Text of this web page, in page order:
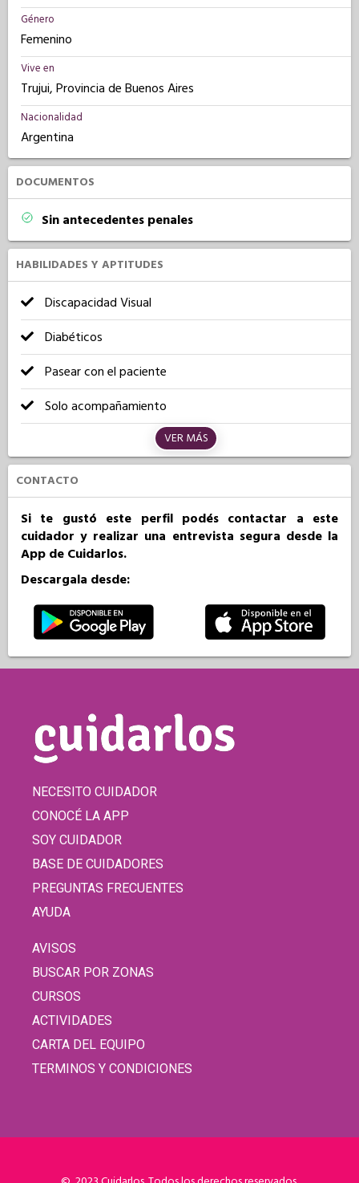
Género
Femenino
Vive en
Trujui, Provincia de Buenos Aires
Nacionalidad
Argentina
DOCUMENTOS
Sin antecedentes penales
HABILIDADES Y APTITUDES
Discapacidad Visual
Diabéticos
Pasear con el paciente
Solo acompañamiento
VER MÁS
CONTACTO
Si te gustó este perfil podés contactar a este
cuidador y realizar una entrevista segura desde la
App de Cuidarlos.
Descargala desde:
NECESITO CUIDADOR
CONOCÉ LA APP
SOY CUIDADOR
BASE DE CUIDADORES
PREGUNTAS FRECUENTES
AYUDA
AVISOS
BUSCAR POR ZONAS
CURSOS
ACTIVIDADES
CARTA DEL EQUIPO
TERMINOS Y CONDICIONES